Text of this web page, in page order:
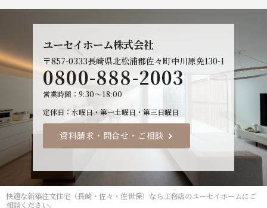
ユーセイホーム株式会社
〒857-0333長崎県北松浦郡佐々町中川原免130-1
0800-888-2003
営業時間
9:30～18:00
定休日
水曜日・第一土曜日・第三日曜日
資料請求・問合せ・ご相談
快適な新築注文住宅（長崎・佐々・佐世保）なら工務店のユーセイホームにご
相談ください。